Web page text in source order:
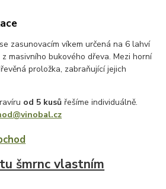
zasunovacím víkem určená na 6 lahví
masivního bukového dřeva. Mezi horní
proložka, zabraňující jejich
od 5 kusů řešíme individuálně.
šmrnc vlastním